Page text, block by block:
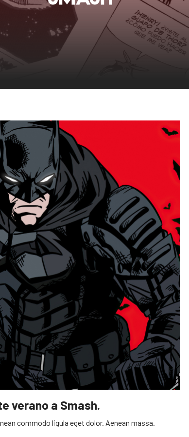
verano a Smash.
commodo ligula eget dolor. Aenean massa.